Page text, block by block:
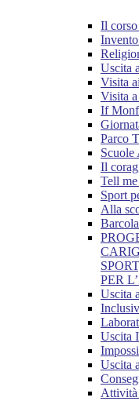
Il
Uscita
Visita
Visita
If
Parco
Scuole
Il
Tell
Sport
Alla
PER
Uscita
Uscita
Uscita
Attività